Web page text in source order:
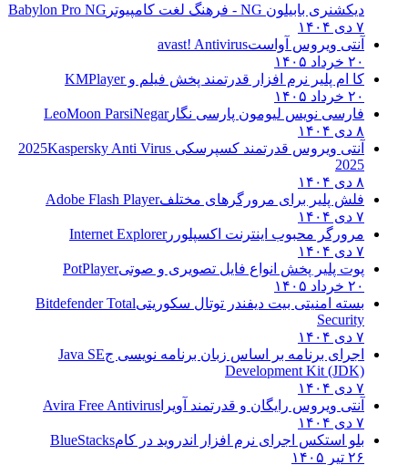
دیکشنری بابیلون NG - فرهنگ لغت کامپیوتر
Babylon Pro NG
۷ دی ۱۴۰۴
آنتی ویروس آواستavast! Antivirus
۲۰ خرداد ۱۴۰۵
کا ام پلیر نرم افزار قدرتمند پخش فیلم وKMPlayer
۲۰ خرداد ۱۴۰۵
فارسی نویس لیومون پارسی نگارLeoMoon ParsiNegar
۸ دی ۱۴۰۴
آنتی ویروس قدرتمند کسپرسکی 2025 Kaspersky Anti Virus
2025
۸ دی ۱۴۰۴
فلش پلیر برای مرورگرهای مختلفAdobe Flash Player
۷ دی ۱۴۰۴
مرورگر محبوب اینترنت اکسپلوررInternet Explorer
۷ دی ۱۴۰۴
پوت پلیر پخش انواع فایل تصویری و صوتیPotPlayer
۲۰ خرداد ۱۴۰۵
بسته امنیتی بیت دیفندر توتال سکوریتیBitdefender Total
Security
۷ دی ۱۴۰۴
اجرای برنامه بر اساس زبان برنامه نویسی جJava SE
Development Kit (JDK)
۷ دی ۱۴۰۴
آنتی ویروس رایگان و قدرتمند آویرا Avira Free Antivirus
۷ دی ۱۴۰۴
بلو استکس اجرای نرم افزار اندروید در کامBlueStacks
۲۶ تیر ۱۴۰۵